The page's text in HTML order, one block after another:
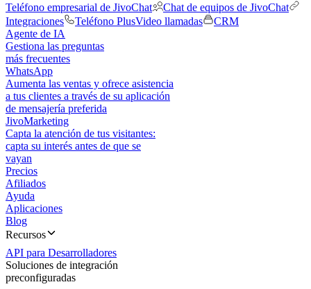
Teléfono empresarial de JivoChat
Chat de equipos de JivoChat
Integraciones
Teléfono PlusVideo llamadas
CRM
Agente de IA
Gestiona las preguntas
más frecuentes
WhatsApp
Aumenta las ventas y ofrece asistencia
a tus clientes a través de su aplicación
de mensajería preferida
JivoMarketing
Capta la atención de tus visitantes:
capta su interés antes de que se
vayan
Precios
Afiliados
Ayuda
Aplicaciones
Blog
Recursos
API para Desarrolladores
Soluciones de integración
preconfiguradas